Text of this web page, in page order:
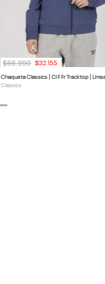
Chaqueta Classics | Cl F Fr Tracktop |
Classics
$66.990 $32.155